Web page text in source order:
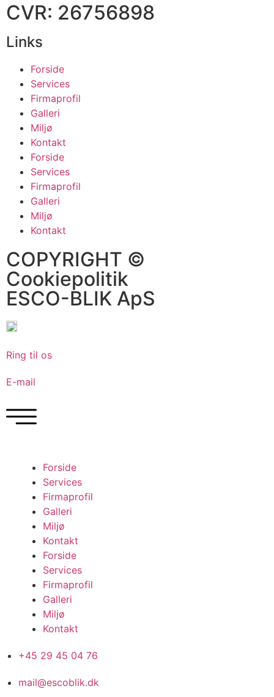
CVR: 26756898
Links
Forside
Services
Firmaprofil
Galleri
Miljø
Kontakt
Forside
Services
Firmaprofil
Galleri
Miljø
Kontakt
COPYRIGHT ©
Cookiepolitik
ESCO-BLIK ApS
Ring til os
E-mail
Forside
Services
Firmaprofil
Galleri
Miljø
Kontakt
Forside
Services
Firmaprofil
Galleri
Miljø
Kontakt
+45 29 45 04 76
mail@escoblik.dk